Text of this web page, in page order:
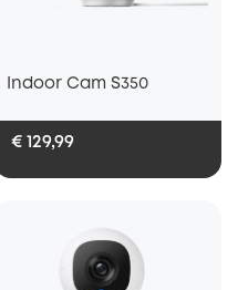
Indoor Cam S350
€ 129,99